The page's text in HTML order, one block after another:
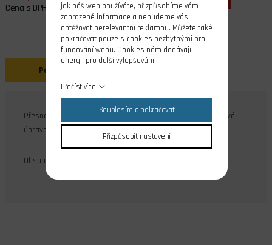
Cena s DPH
Popis
Přesné ocelové šestihranné matice M2,5 DIN 934, povrchová
úprava galvanický zinek.
Obsah balení: 20 ks
jak náš web používáte, přizpůsobíme vám
zobrazené informace a nebudeme vás
obtěžovat nerelevantní reklamou. Můžete také
pokračovat pouze s cookies nezbytnými pro
fungování webu. Cookies nám dodávají
energii pro další vylepšování.
Přečíst více
Souhlasím a pokračovat
Přizpůsobit nastavení